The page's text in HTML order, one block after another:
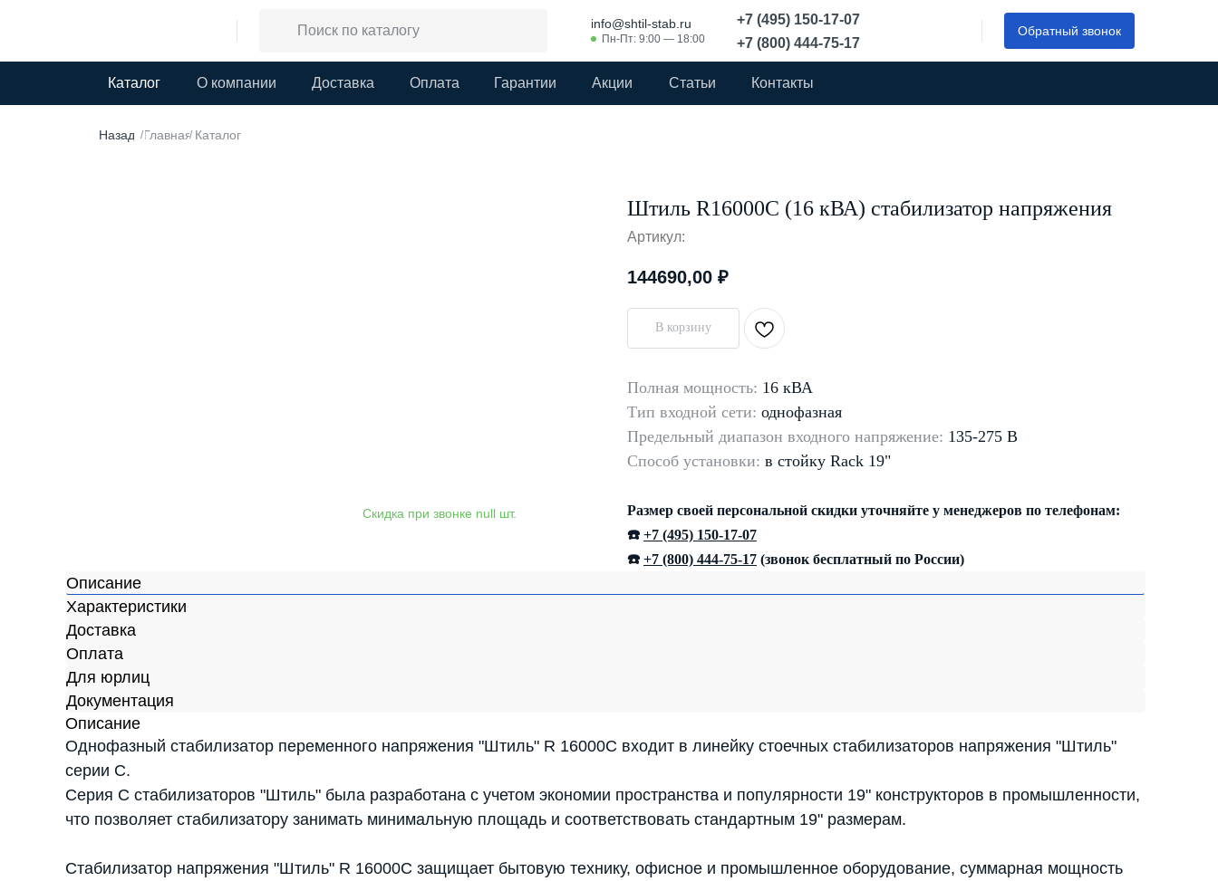
+7 (495) 150-17-07
info@shtil-stab.ru Обратный звонок
Пн-Пт: 9:00 — 18:00 +7 (800) 444-75-17
Каталог О компании Доставка Оплата Гарантии Акции Статьи Контакты
/Главная/ Каталог
Назад
Штиль R16000C (16 кВА) стабилизатор напряжения
Артикул:
144690,00 ₽
В корзину
Полная мощность: 16 кВА
Тип входной сети: однофазная
Предельный диапазон входного напряжение: 135-275 В
Способ установки: в стойку Rack 19"
Размер своей персональной скидки уточняйте у менеджеров по телефонам:
☎️ +7 (495) 150-17-07
☎️ +7 (800) 444-75-17 (звонок бесплатный по России)
Описание
Характеристики
Доставка
Оплата
Для юрлиц
Документация
Описание
Однофазный стабилизатор переменного напряжения "Штиль" R 16000C входит в линейку стоечных стабилизаторов напряжения "Штиль"
серии C.
Серия C стабилизаторов "Штиль" была разработана с учетом экономии пространства и популярности 19" конструкторов в промышленности,
что позволяет стабилизатору занимать минимальную площадь и соответствовать стандартным 19" размерам.
Стабилизатор напряжения "Штиль" R 16000C защищает бытовую технику, офисное и промышленное оборудование, суммарная мощность